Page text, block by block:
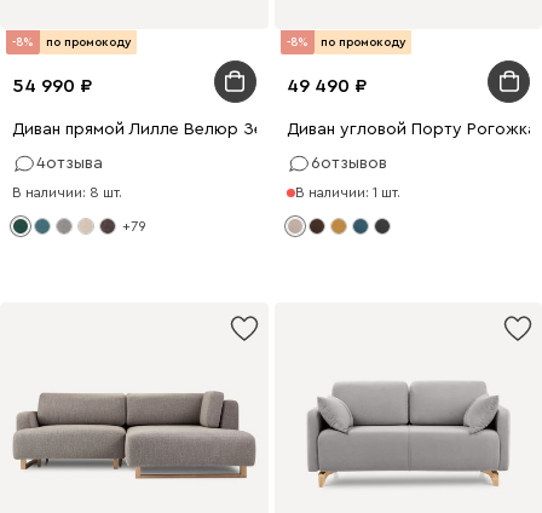
-8% по промокоду
54 990
Диван прямой Лилле Велюр Зеленый
4отзыва
В наличии: 8 шт.
+79
-8% по промокоду
49 490
Диван угловой Порту
6отзывов
В наличии: 1 шт.